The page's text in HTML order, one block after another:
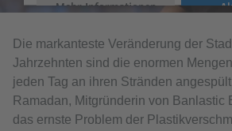
Mehr Informationen
Die markanteste Veränderung der
Jahrzehnten sind die enormen
jeden Tag an ihren Stränden
Ramadan, Mitgründerin von Banlastic
das ernste Problem der